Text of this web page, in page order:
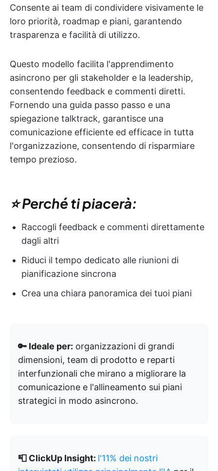
Consente ai team di condividere visivamente le
loro priorità, roadmap e piani, garantendo
trasparenza e facilità di utilizzo.
Questo modello facilita l'apprendimento
asincrono per gli stakeholder e la leadership,
consentendo feedback e commenti diretti.
Fornendo una guida passo passo e una
spiegazione talktrack, garantisce una
comunicazione efficiente ed efficace in tutta
l'organizzazione, consentendo di risparmiare
tempo prezioso.
⭐ Perché ti piacerà:
Raccogli feedback e commenti direttamente
dagli altri
Riduci il tempo dedicato alle riunioni di
pianificazione sincrona
Crea una chiara panoramica dei tuoi piani
🔑 Ideale per: organizzazioni di grandi
dimensioni, team di prodotto e reparti
interfunzionali che mirano a migliorare la
comunicazione e l'allineamento sui piani
strategici in modo asincrono.
📮 ClickUp Insight: l'11% dei nostri